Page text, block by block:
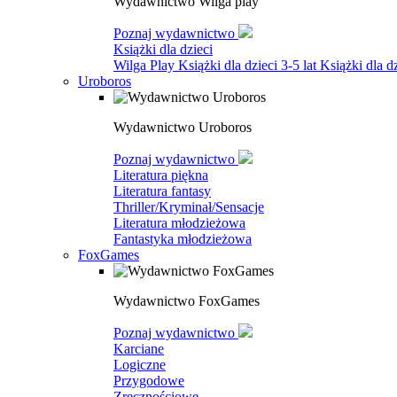
Poznaj wydawnictwo
Książki dla dzieci
Wilga Play Książki dla dzieci 3-5 lat Książki dla
Uroboros
Wydawnictwo Uroboros
Poznaj wydawnictwo
Literatura piękna
Literatura fantasy
Thriller/Kryminał/Sensacje
Literatura młodzieżowa
Fantastyka młodzieżowa
FoxGames
Wydawnictwo FoxGames
Poznaj wydawnictwo
Karciane
Logiczne
Przygodowe